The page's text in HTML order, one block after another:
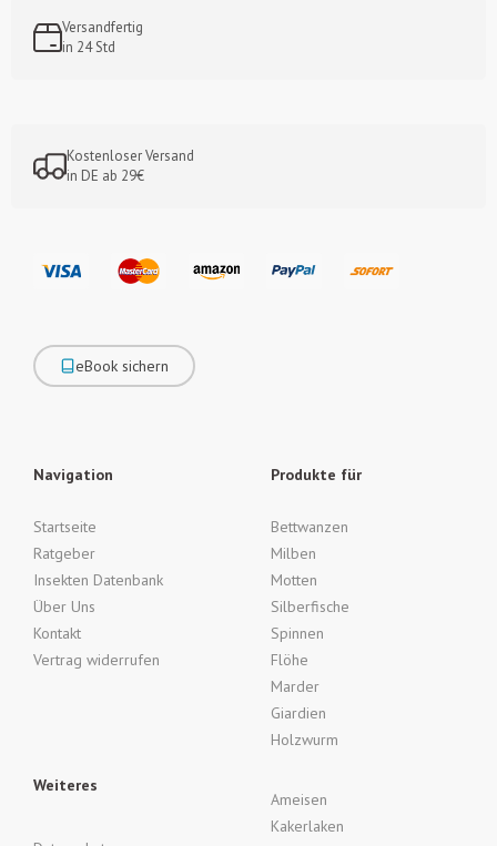
Versandfertig
in 24 Std
Kostenloser Versand
in DE ab 29€
eBook sichern
Navigation
Startseite
Ratgeber
Insekten Datenbank
Über Uns
Kontakt
Vertrag widerrufen
Produkte für
Bettwanzen
Milben
Motten
Silberfische
Spinnen
Flöhe
Marder
Giardien
Holzwurm
Weiteres
Ameisen
Kakerlaken